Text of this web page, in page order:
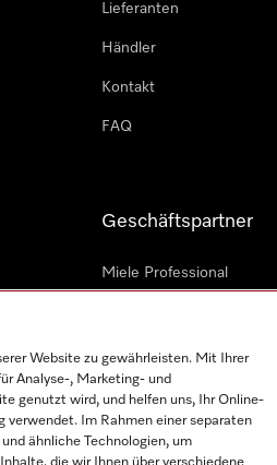
Lieferanten
Händler
Kontakt
FAQ
Geschäftspartner
Miele Professional
Miele Marine
Architekten und Bauträger
Website zu gewährleisten. Mit Ihrer
Analyse-, Marketing- und
genutzt wird, und helfen uns, Ihr Online-
verwendet. Im Rahmen einer separaten
ähnliche Technologien, um